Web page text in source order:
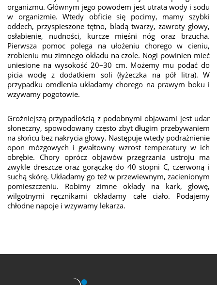
organizmu. Głównym jego powodem jest utrata wody i sodu
w organizmie. Wtedy obficie się pocimy, mamy szybki
oddech, przyspieszone tętno, bladą twarzy, zawroty głowy,
osłabienie, nudności, kurcze mięśni nóg oraz brzucha.
Pierwsza pomoc polega na ułożeniu chorego w cieniu,
zrobieniu mu zimnego okładu na czole. Nogi powinien mieć
uniesione na wysokość 20–30 cm. Możemy mu podać do
picia wodę z dodatkiem soli (łyżeczka na pół litra). W
przypadku omdlenia układamy chorego na prawym boku i
wzywamy pogotowie.
Groźniejszą przypadłością z podobnymi objawami jest udar
słoneczny, spowodowany często zbyt długim przebywaniem
na słońcu bez nakrycia głowy. Następuje wtedy podrażnienie
opon mózgowych i gwałtowny wzrost temperatury w ich
obrębie. Chory oprócz objawów przegrzania ustroju ma
zwykle dreszcze oraz gorączkę do 40 stopni C, czerwoną i
suchą skórę. Układamy go też w przewiewnym, zacienionym
pomieszczeniu. Robimy zimne okłady na kark, głowę,
wilgotnymi ręcznikami okładamy całe ciało. Podajemy
chłodne napoje i wzywamy lekarza.